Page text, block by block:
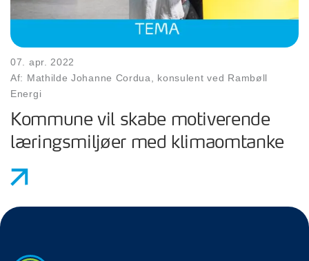
07. apr. 2022
Af: Mathilde Johanne Cordua, konsulent ved Rambøll
Energi
Kommune vil skabe motiverende
læringsmiljøer med klimaomtanke